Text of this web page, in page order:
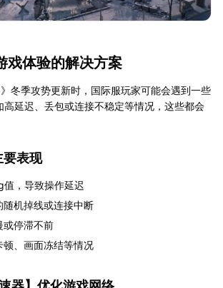
戏体验的解决方案
冬季攻势更新时，国际服玩家可能会遇到一些
高延迟、丢包或连接不稳定等情况，这些都会
要表现
，导致操作延迟
随机掉线或连接中断
或停滞不前
顿、画面冻结等情况